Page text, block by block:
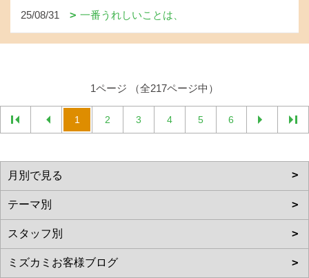
25/08/31 一番うれしいことは、
1ページ （全217ページ中）
1 2 3 4 5 6